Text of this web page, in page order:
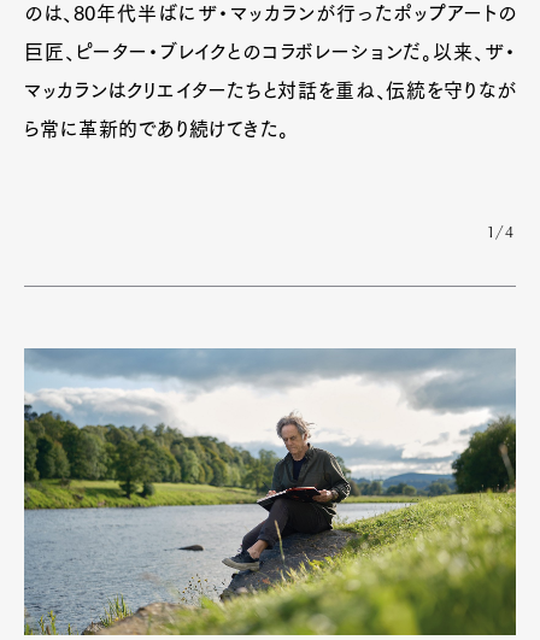
Pen Membership
Magazine
Official Columnist
About
Contact
のは、80年代半ばにザ・マッカランが行ったポップアートの
巨匠、ピーター・ブレイクとのコラボレーションだ。以来、ザ・
マッカランはクリエイターたちと対話を重ね、伝統を守りなが
ら常に革新的であり続けてきた。
1/4